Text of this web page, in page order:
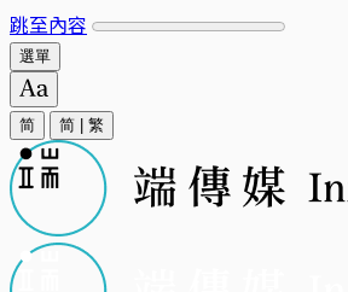
跳至內容
選單
简 简 繁